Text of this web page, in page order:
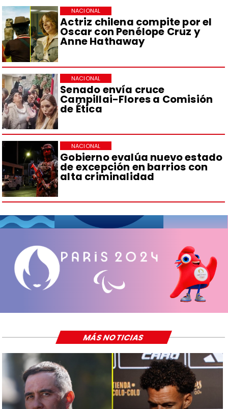
Actriz chilena compite por el
Oscar con Penélope Cruz y
Anne Hathaway
NACIONAL
Senado envía cruce
Campillai-Flores a Comisión
de Ética
NACIONAL
Gobierno evalúa nuevo estado
de excepción en barrios con
alta criminalidad
NACIONAL
MÁS NOTICIAS